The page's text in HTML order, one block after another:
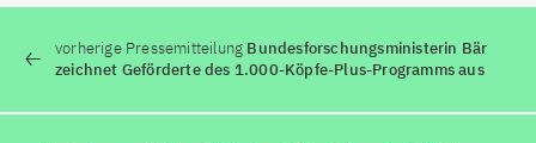
vorherige Pressemitteilung Bundesforschungsministerin Bär
zeichnet Geförderte des 1.000-Köpfe-Plus-Programms aus